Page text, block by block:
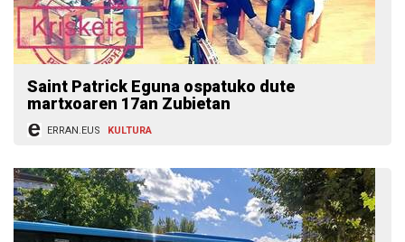
Saint Patrick Eguna ospatuko dute
martxoaren 17an Zubietan
ERRAN.EUS KULTURA